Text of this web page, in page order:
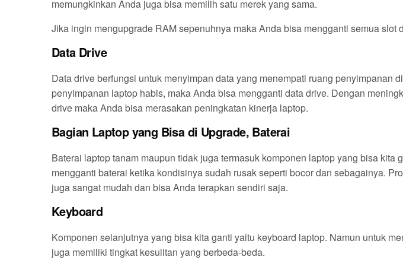
memungkinkan Anda juga bisa memilih satu merek yang sama.
Jika ingin mengupgrade RAM sepenuhnya maka Anda bisa mengganti semua slot
Data Drive
Data drive berfungsi untuk menyimpan data yang menempati ruang penyimpanan
penyimpanan laptop habis, maka Anda bisa mengganti data drive. Dengan
drive maka Anda bisa merasakan peningkatan kinerja laptop.
Bagian Laptop yang Bisa di Upgrade, Baterai
Baterai laptop tanam maupun tidak juga termasuk komponen laptop yang bisa kita
mengganti baterai ketika kondisinya sudah rusak seperti bocor dan sebagainya.
juga sangat mudah dan bisa Anda terapkan sendiri saja.
Keyboard
Komponen selanjutnya yang bisa kita ganti yaitu keyboard laptop. Namun untuk
juga memiliki tingkat kesulitan yang berbeda-beda.